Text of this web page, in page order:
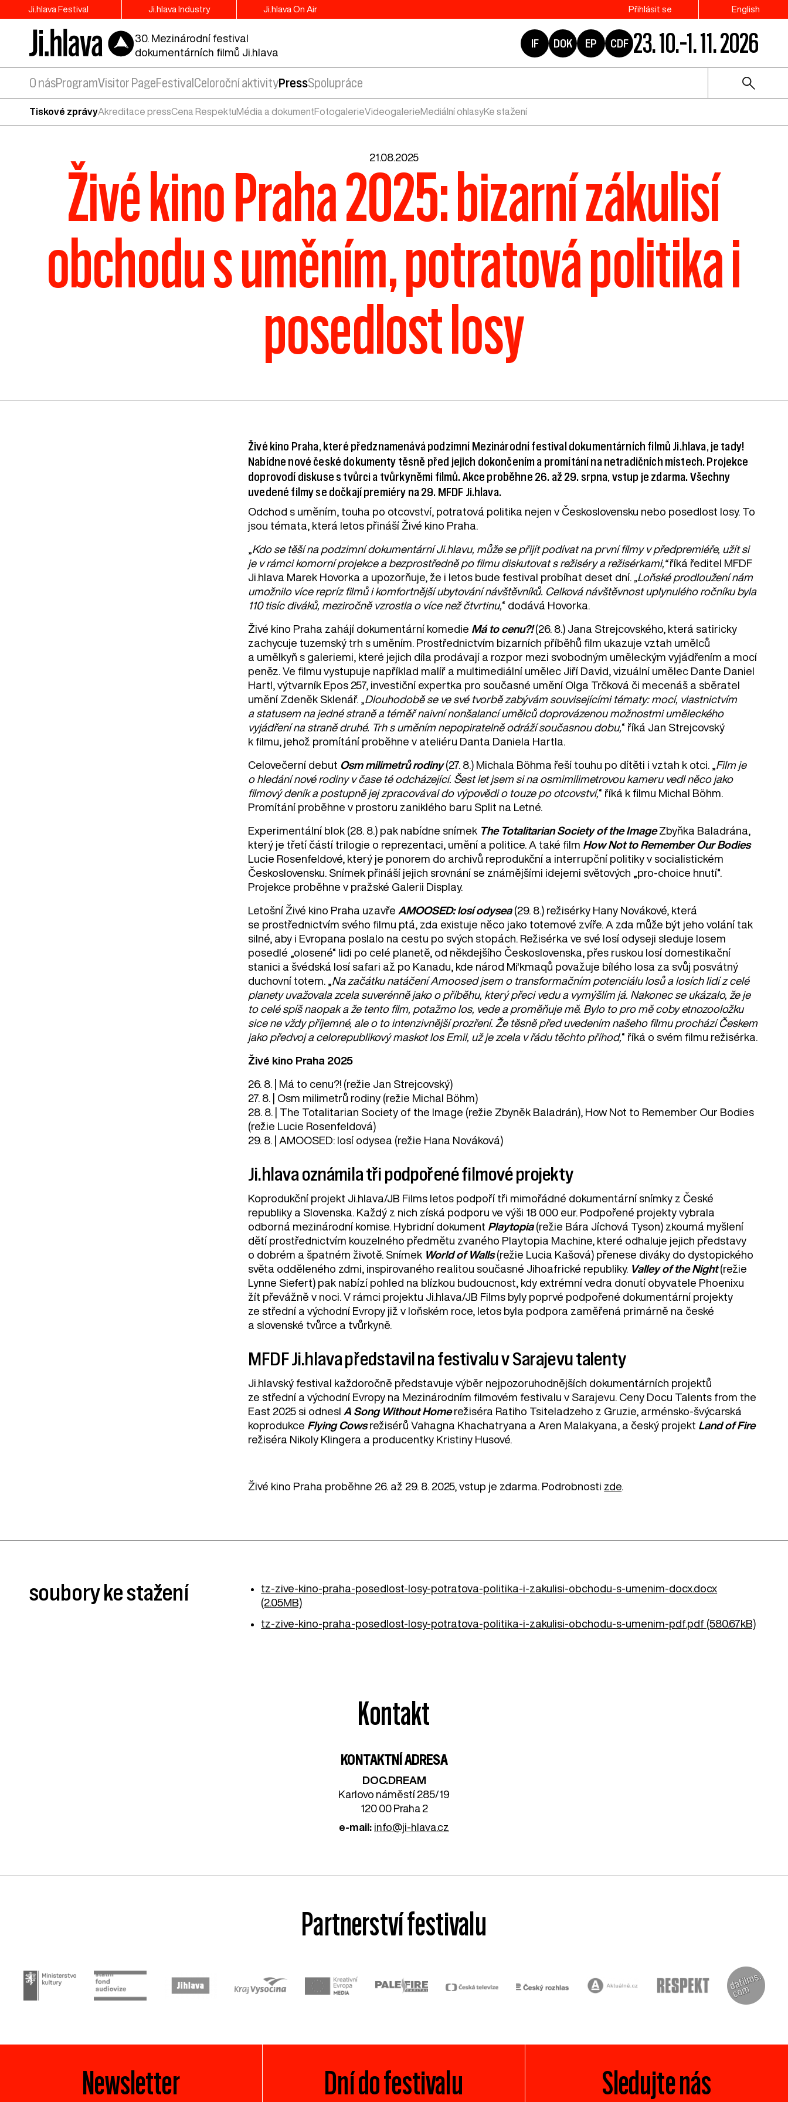
Ji.hlava Festival Ji.hlava Industry Ji.hlava On Air Přihlásit se English
30. Mezinárodní festival
dokumentárních filmů Ji.hlava
IF DOK EP CDF 23. 10.–1. 11. 2026
O násProgramVisitor PageFestival Celoroční aktivityPress
Tiskové zprávyAkreditace pressCena RespektuMédia a dokumentFotogalerieVideogalerieMediální ohlasyKe stažení
Spolupráce
21.08.2025
Živé kino Praha 2025: bizarní zákulisí
obchodu s uměním, potratová politika i
posedlost losy
Živé kino Praha, které předznamenává podzimní Mezinárodní festival dokumentárních filmů Ji.hlava, je tady!
Nabídne nové české dokumenty těsně před jejich dokončením a promítání na netradičních místech. Projekce
doprovodí diskuse s tvůrci a tvůrkyněmi filmů. Akce proběhne 26. až 29. srpna, vstup je zdarma. Všechny
uvedené filmy se dočkají premiéry na 29. MFDF Ji.hlava.
Odchod s uměním, touha po otcovství, potratová politika nejen v Československu nebo posedlost losy. To
jsou témata, která letos přináší Živé kino Praha.
Kdo se těší na podzimní dokumentární Ji.hlavu, může se přijít podívat na první filmy v předpremiéře, užít si
je v rámci komorní projekce a bezprostředně po filmu diskutovat s režiséry a režisérkami,“říká ředitel MFDF
Ji.hlava Marek Hovorka a upozorňuje, že i letos bude festival probíhat deset dní.
„Loňské prodloužení nám
umožnilo více repríz filmů i komfortnější ubytování návštěvníků. Celková návštěvnost uplynulého ročníku byla
110 tisíc diváků, meziročně vzrostla o více než čtvrtinu,“ dodává Hovorka.
Živé kino Praha zahájí dokumentární komedie Má to cenu?!(26. 8.) Jana Strejcovského, která satiricky
zachycuje tuzemský trh s uměním. Prostřednictvím bizarních příběhů film ukazuje vztah umělců
a umělkyň s galeriemi, které jejich díla prodávají a rozpor mezi svobodným uměleckým vyjádřením a mocí
peněz. Ve filmu vystupuje například malíř a multimediální umělec Jiří David, vizuální umělec Dante Daniel
Hartl, výtvarník Epos 257, investiční expertka pro současné umění Olga Trčková či mecenáš a sběratel
umění Zdeněk Sklenář. „ Dlouhodobě se ve své tvorbě zabývám souvisejícími tématy: mocí, vlastnictvím
a statusem na jedné straně a téměř naivní nonšalancí umělců doprovázenou možnostmi uměleckého
vyjádření na straně druhé. Trh s uměním nepopiratelně odráží současnou dobu,“ říká Jan Strejcovský
k filmu, jehož promítání proběhne v ateliéru Danta Daniela Hartla.
Celovečerní debut Osm milimetrů rodiny(27. 8.) Michala Böhma řeší touhu po dítěti i vztah k otci. „ Film je
o hledání nové rodiny v čase té odcházející. Šest let jsem si na osmimilimetrovou kameru vedl něco jako
filmový deník a postupně jej zpracovával do výpovědi o touze po otcovství,“ říká k filmu Michal Böhm.
Promítání proběhne v prostoru zaniklého baru Split na Letné.
Experimentální blok (28. 8.) pak nabídne snímek The Totalitarian Society of the ImageZbyňka Baladrána,
který je třetí částí trilogie o reprezentaci, umění a politice. A také film How Not to Remember Our Bodies
Lucie Rosenfeldové, který je ponorem do archivů reprodukční a interrupční politiky v socialistickém
Československu. Snímek přináší jejich srovnání se známějšími idejemi světových „pro-choice hnutí“.
Projekce proběhne v pražské Galerii Display.
Letošní Živé kino Praha uzavře AMOOSED: losí odysea (29. 8.) režisérky Hany Novákové, která
se prostřednictvím svého filmu ptá, zda existuje něco jako totemové zvíře. A zda může být jeho volání tak
silné, aby i Evropana poslalo na cestu po svých stopách. Režisérka ve své losí odyseji sleduje losem
posedlé „olosené“ lidi po celé planetě, od někdejšího Československa, přes ruskou losí domestikační
stanici a švédská losí safari až po Kanadu, kde národ Mi'kmaqů považuje bílého losa za svůj posvátný
duchovní totem. „ Na začátku natáčení Amoosed jsem o transformačním potenciálu losů a losích lidí z celé
planety uvažovala zcela suverénně jako o příběhu, který přeci vedu a vymýšlím já. Nakonec se ukázalo, že je
to celé spíš naopak a že tento film, potažmo los, vede a proměňuje mě. Bylo to pro mě coby etnozooložku
sice ne vždy příjemné, ale o to intenzivnější prozření. Že těsně před uvedením našeho filmu prochází Českem
jako předvoj a celorepublikový maskot los Emil, už je zcela v řádu těchto příhod,“ říká o svém filmu režisérka.
Živé kino Praha 2025
26. 8. | Má to cenu?! (režie Jan Strejcovský)
27. 8. | Osm milimetrů rodiny (režie Michal Böhm)
28. 8. | The Totalitarian Society of the Image (režie Zbyněk Baladrán), How Not to Remember Our Bodies
(režie Lucie Rosenfeldová)
29. 8. | AMOOSED: losí odysea (režie Hana Nováková)
Ji.hlava oznámila tři podpořené filmové projekty
Koprodukční projekt Ji.hlava/JB Films letos podpoří tři mimořádné dokumentární snímky z České
republiky a Slovenska. Každý z nich získá podporu ve výši 18 000 eur. Podpořené projekty vybrala
odborná mezinárodní komise. Hybridní dokument Playtopia (režie Bára Jíchová Tyson) zkoumá myšlení
dětí prostřednictvím kouzelného předmětu zvaného Playtopia Machine, které odhaluje jejich představy
o dobrém a špatném životě. Snímek World of Walls(režie Lucia Kašová) přenese diváky do dystopického
světa odděleného zdmi, inspirovaného realitou současné Jihoafrické republiky. Valley of the Night(režie
Lynne Siefert) pak nabízí pohled na blízkou budoucnost, kdy extrémní vedra donutí obyvatele Phoenixu
žít převážně v noci. V rámci projektu Ji.hlava/JB Films byly poprvé podpořené dokumentární projekty
ze střední a východní Evropy již v loňském roce, letos byla podpora zaměřená primárně na české
a slovenské tvůrce a tvůrkyně.
MFDF Ji.hlava představil na festivalu v Sarajevu talenty
Ji.hlavský festival každoročně představuje výběr nejpozoruhodnějších dokumentárních projektů
ze střední a východní Evropy na Mezinárodním filmovém festivalu v Sarajevu. Ceny Docu Talents from the
East 2025 si odnesl A Song Without Homerežiséra Ratiho Tsiteladzeho z Gruzie, arménsko-švýcarská
koprodukce Flying Cowsrežisérů Vahagna Khachatryana a Aren Malakyana, a český projekt Land of Fire
režiséra Nikoly Klingera a producentky Kristiny Husové.
Živé kino Praha proběhne 26. až 29. 8. 2025, vstup je zdarma. Podrobnosti zde
soubory ke stažení
tz-zive-kino-praha-posedlost-losy-potratova-politika-i-zakulisi-obchodu-s-umenim-docx.docx
(2.05MB)
tz-zive-kino-praha-posedlost-losy-potratova-politika-i-zakulisi-obchodu-s-umenim-pdf.pdf (580.67kB)
Kontakt
KONTAKTNÍ ADRESA
DOC.DREAM​
Karlovo náměstí 285/19
120 00 Praha 2
e-mail: info@ji-hlava.cz
Partnerství festivalu
Newsletter Dní do festivalu Sledujte nás